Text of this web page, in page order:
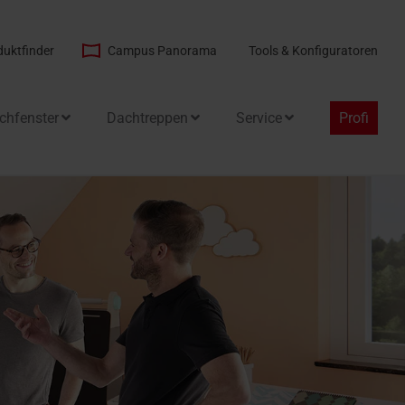
Campus Panorama Tools & Konfiguratoren
Dachtreppen Service Profi